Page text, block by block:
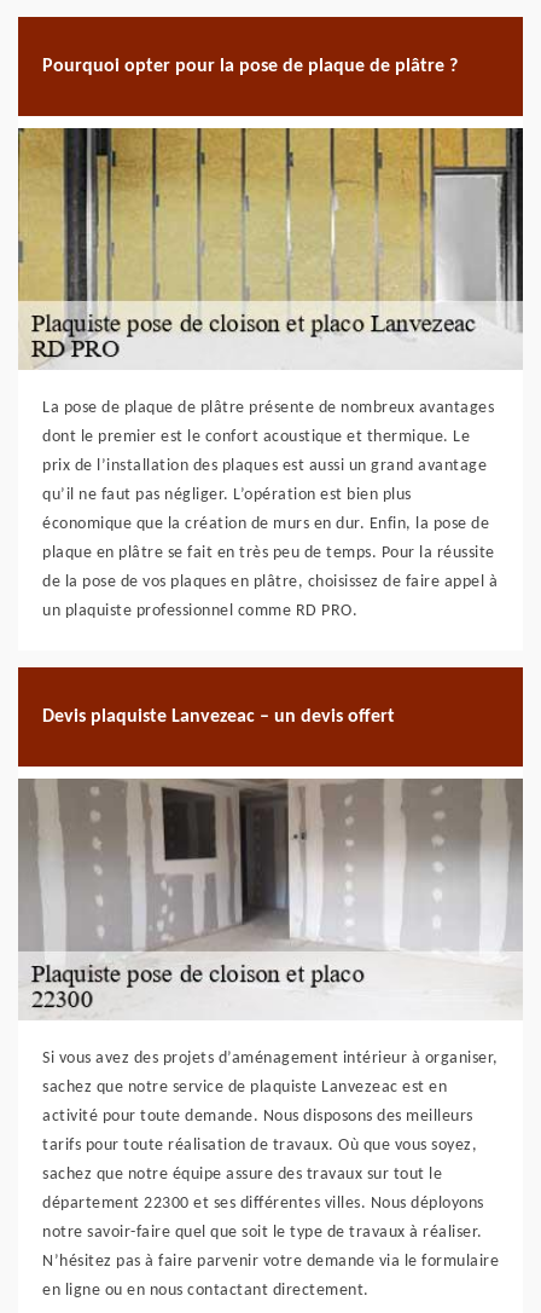
Pourquoi opter pour la pose de plaque de plâtre ?
La pose de plaque de plâtre présente de nombreux avantages
dont le premier est le confort acoustique et thermique. Le
prix de l’installation des plaques est aussi un grand avantage
qu’il ne faut pas négliger. L’opération est bien plus
économique que la création de murs en dur. Enfin, la pose de
plaque en plâtre se fait en très peu de temps. Pour la réussite
de la pose de vos plaques en plâtre, choisissez de faire appel à
un plaquiste professionnel comme RD PRO.
Devis plaquiste Lanvezeac – un devis offert
Si vous avez des projets d’aménagement intérieur à organiser,
sachez que notre service de plaquiste Lanvezeac est en
activité pour toute demande. Nous disposons des meilleurs
tarifs pour toute réalisation de travaux. Où que vous soyez,
sachez que notre équipe assure des travaux sur tout le
département 22300 et ses différentes villes. Nous déployons
notre savoir-faire quel que soit le type de travaux à réaliser.
N’hésitez pas à faire parvenir votre demande via le formulaire
en ligne ou en nous contactant directement.